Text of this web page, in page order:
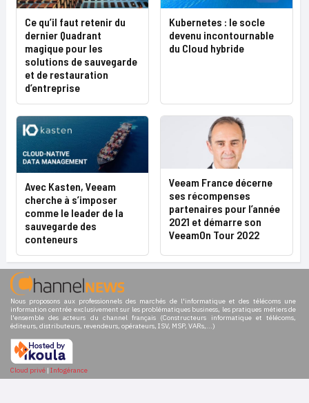
Ce qu’il faut retenir du
dernier Quadrant
magique pour les
solutions de sauvegarde
et de restauration
d’entreprise
Kubernetes : le socle
devenu incontournable
du Cloud hybride
Avec Kasten, Veeam
cherche à s’imposer
comme le leader de la
sauvegarde des
conteneurs
Veeam France décerne
ses récompenses
partenaires pour l’année
2021 et démarre son
VeeamOn Tour 2022
Nous proposons aux professionnels des marchés de l'informatique et des télécoms une
information centrée exclusivement sur les problématiques business, les pratiques métiers de
l'ensemble des acteurs du channel français (Constructeurs informatique et télécoms,
éditeurs, distributeurs, revendeurs, opérateurs, ISV, MSP, VARs,...)
Cloud privé | Infogérance